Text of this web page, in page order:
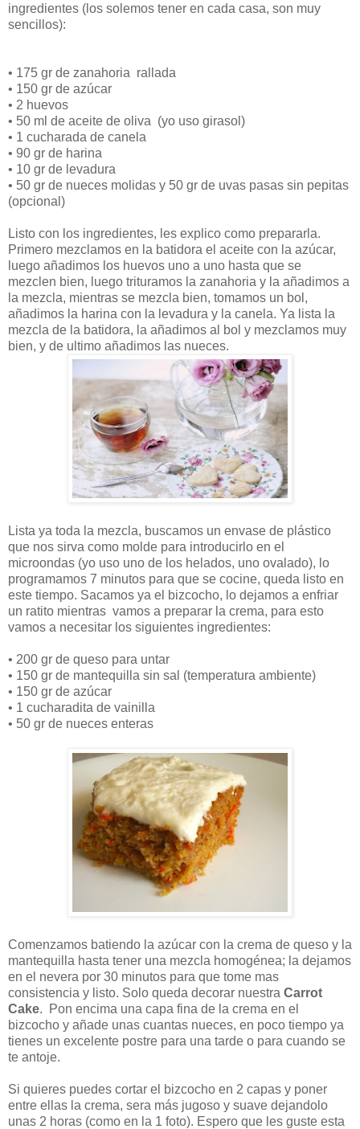
ingredientes (los solemos tener en cada casa, son muy
sencillos):
• 175 gr de zanahoria rallada
• 150 gr de azúcar
• 2 huevos
• 50 ml de aceite de oliva (yo uso girasol)
• 1 cucharada de canela
• 90 gr de harina
• 10 gr de levadura
• 50 gr de nueces molidas y 50 gr de uvas pasas sin pepitas
(opcional)
Listo con los ingredientes, les explico como prepararla.
Primero mezclamos en la batidora el aceite con la azúcar,
luego añadimos los huevos uno a uno hasta que se
mezclen bien, luego trituramos la zanahoria y la añadimos a
la mezcla, mientras se mezcla bien, tomamos un bol,
añadimos la harina con la levadura y la canela. Ya lista la
mezcla de la batidora, la añadimos al bol y mezclamos muy
bien, y de ultimo añadimos las nueces.
Lista ya toda la mezcla, buscamos un envase de plástico
que nos sirva como molde para introducirlo en el
microondas (yo uso uno de los helados, uno ovalado), lo
programamos 7 minutos para que se cocine, queda listo en
este tiempo. Sacamos ya el bizcocho, lo dejamos a enfriar
un ratito mientras vamos a preparar la crema, para esto
vamos a necesitar los siguientes ingredientes:
• 200 gr de queso para untar
• 150 gr de mantequilla sin sal (temperatura ambiente)
• 150 gr de azúcar
• 1 cucharadita de vainilla
• 50 gr de nueces enteras
Comenzamos batiendo la azúcar con la crema de queso y la
mantequilla hasta tener una mezcla homogénea; la dejamos
en el nevera por 30 minutos para que tome mas
consistencia y listo. Solo queda decorar nuestra Carrot
Cake. Pon encima una capa fina de la crema en el
bizcocho y añade unas cuantas nueces, en poco tiempo ya
tienes un excelente postre para una tarde o para cuando se
te antoje.
Si quieres puedes cortar el bizcocho en 2 capas y poner
entre ellas la crema, sera más jugoso y suave dejandolo
unas 2 horas (como en la 1 foto). Espero que les guste esta